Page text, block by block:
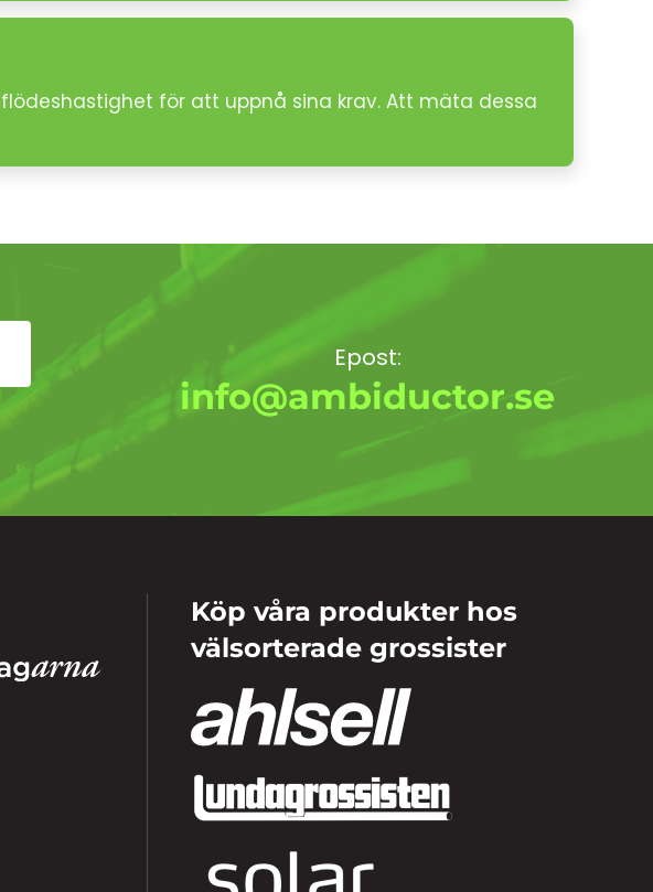
för att uppnå sina krav. Att mäta dessa
Epost:
info@ambiductor.se
Köp våra produkter hos
välsorterade grossister